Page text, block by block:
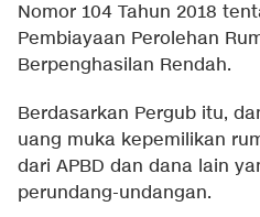
Nomor 104 Tahun 2018
Pembiayaan Perolehan
Berpenghasilan Rendah.
Berdasarkan Pergub itu,
uang muka kepemilikan
dari APBD dan dana lain
perundang-undangan.